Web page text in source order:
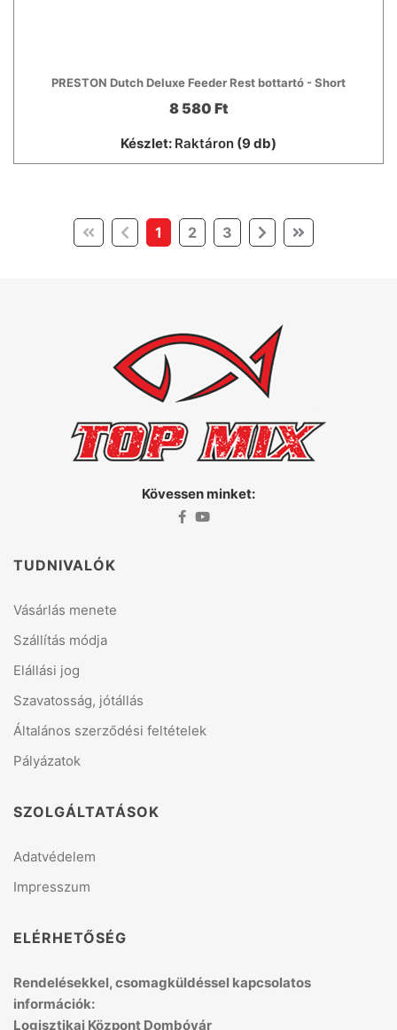
PRESTON Dutch Deluxe Feeder Rest bottartó - Short
8 580 Ft
Készlet: Raktáron (9 db)
1 (current)
2 3
Kövessen minket:
TUDNIVALÓK
Vásárlás menete
Szállítás módja
Elállási jog
Szavatosság, jótállás
Általános szerződési feltételek
Pályázatok
SZOLGÁLTATÁSOK
Adatvédelem
Impresszum
ELÉRHETŐSÉG
Rendelésekkel, csomagküldéssel kapcsolatos
információk:
Logisztikai Központ Dombóvár